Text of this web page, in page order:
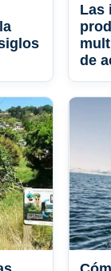
Las
de